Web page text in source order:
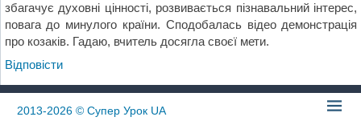
збагачує духовні цінності, розвивається пізнавальний інтерес,
повага до минулого країни. Сподобалась відео демонстрація
про козаків. Гадаю, вчитель досягла своєї мети.
Відповіcти
2013-2026 © Супер Урок UA